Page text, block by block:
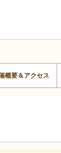
概要＆アクセス